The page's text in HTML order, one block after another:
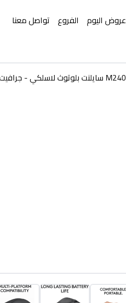
عروض اليوم الفروع تواصل معنا